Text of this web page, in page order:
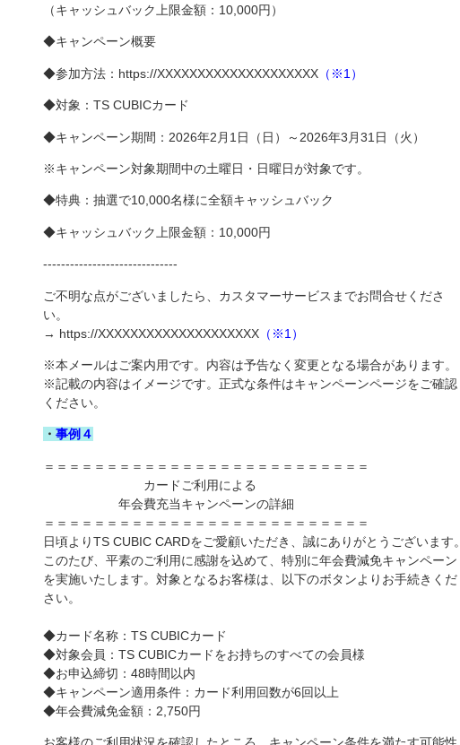
（キャッシュバック上限金額：10,000円）
◆キャンペーン概要
◆参加方法： https://XXXXXXXXXXXXXXXXXXXX （※1）
◆対象：TS CUBICカード
◆キャンペーン期間：2026年2月1日（日）～2026年3月31日（火）
※キャンペーン対象期間中の土曜日・日曜日が対象です。
◆特典：抽選で10,000名様に全額キャッシュバック
◆キャッシュバック上限金額：10,000円
------------------------------
ご不明な点がございましたら、カスタマーサービスまでお問合せくださ
い。
→ https://XXXXXXXXXXXXXXXXXXXX （※1）
※本メールはご案内用です。内容は予告なく変更となる場合があります。
※記載の内容はイメージです。正式な条件はキャンペーンページをご確認
ください。
・ 事例４
＝＝＝＝＝＝＝＝＝＝＝＝＝＝＝＝＝＝＝＝＝＝＝＝＝＝
カードご利用による
年会費充当キャンペーンの詳細
＝＝＝＝＝＝＝＝＝＝＝＝＝＝＝＝＝＝＝＝＝＝＝＝＝＝
日頃よりTS CUBIC CARDをご愛顧いただき、誠にありがとうございます。
このたび、平素のご利用に感謝を込めて、特別に年会費減免キャンペーン
を実施いたします。対象となるお客様は、以下のボタンよりお手続きくだ
さい。
◆カード名称：TS CUBICカード
◆対象会員：TS CUBICカードをお持ちのすべての会員様
◆お申込締切：48時間以内
◆キャンペーン適用条件：カード利用回数が6回以上
◆年会費減免金額：2,750円